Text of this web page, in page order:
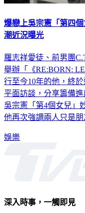
爆戀上吳宗憲「第四
潮近況曝光
羅志祥愛徒、前男團
舉辦「《RE:BORN:
行至今10年的他，終
平面訪談，分享籌備
吳宗憲「第4個女兒」
他再次強調兩人只是
娛樂
深入時事，一觸即見